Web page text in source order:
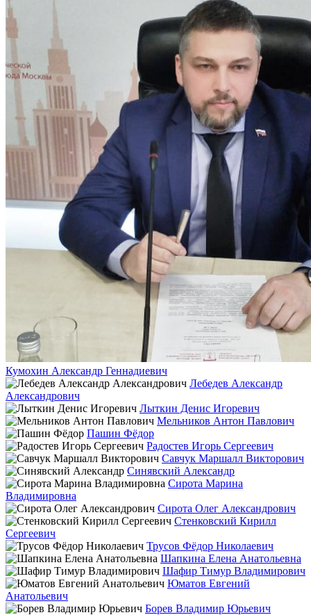
Кумохин Александр Геннадиевич
Лебедев Александр
Александрович
Лыткин Денис Игоревич
Мельников Антон Павлович
Пашин Фёдор
Радостев Игорь Сергеевич
Савчук Маршалл Викторович
Синявский Александр
Сирота Марина
Владимировна
Сирота Олег Александрович
Стенковский Кирилл
Сергеевич
Трусов Фёдор Николаевич
Шапкина Елена Анатольевна
Шафир Тимур Владимирович
Юматов Евгений
Анатольевич
Борев Владимир Юрьевич